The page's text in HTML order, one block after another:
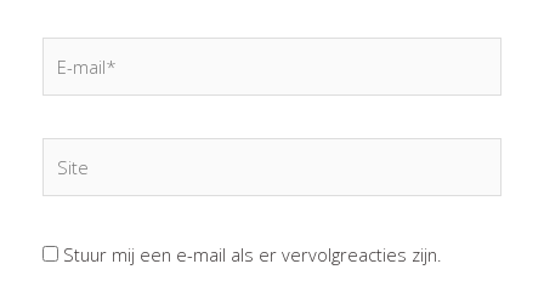
mail*
Stuur mij een e-mail als er vervolgreacties zijn.